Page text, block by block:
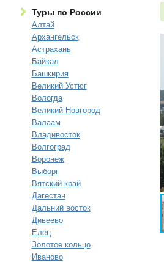
Туры по России
Алтай
Архангельск
Астрахань
Байкал
Башкирия
Великий Устюг
Вологда
Великий Новгород
Валаам
Владивосток
Волгоград
Воронеж
Выборг
Вятский край
Дагестан
Дальний восток
Дивеево
Елец
Золотое кольцо
Иваново